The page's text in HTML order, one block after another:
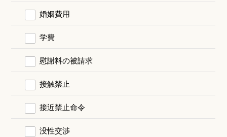
婚姻費用
学費
慰謝料の被請求
接触禁止
接近禁止命令
没性交渉